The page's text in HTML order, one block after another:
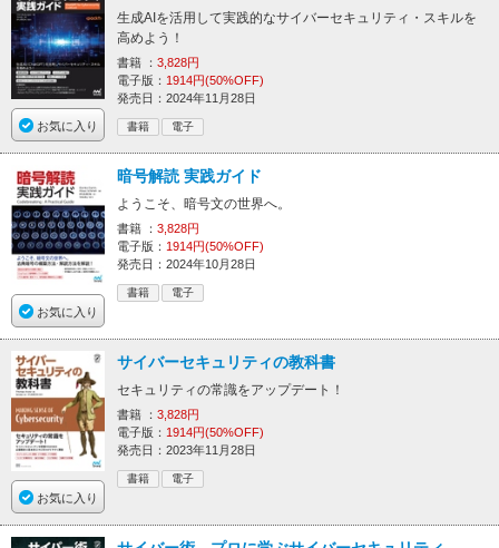
お気に入り
生成AIを活用して実践的なサイバーセキュリティ・スキルを
高めよう！
書籍 ： 3,828円
電子版： 1914円(50%OFF)
発売日：2024年11月28日
書籍 電子
お気に入り
暗号解読 実践ガイド
ようこそ、暗号文の世界へ。
書籍 ： 3,828円
電子版： 1914円(50%OFF)
発売日：2024年10月28日
書籍 電子
お気に入り
サイバーセキュリティの教科書
セキュリティの常識をアップデート！
書籍 ： 3,828円
電子版： 1914円(50%OFF)
発売日：2023年11月28日
書籍 電子